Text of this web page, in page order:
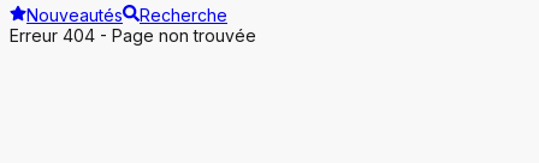
Nouveautés
Recherche
Erreur 404 - Page non trouvée